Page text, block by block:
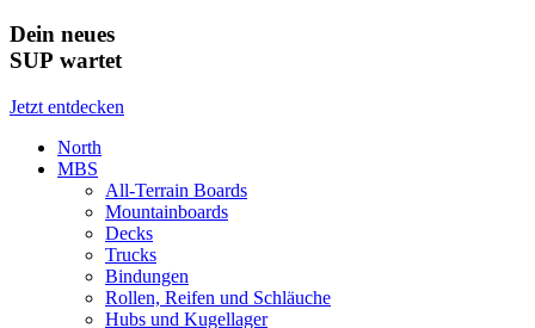
Dein neues
SUP wartet
Jetzt entdecken
North
MBS
All-Terrain Boards
Mountainboards
Decks
Trucks
Bindungen
Rollen, Reifen und Schläuche
Hubs und Kugellager